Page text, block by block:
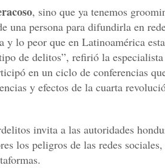
, sino que ya tenemos
una persona para difundirla en
y lo peor que en Latinoamérica
de delitos”, refirió la
en un ciclo de conferencias
y efectos de la cuarta
invita a las autoridades
los peligros de las redes